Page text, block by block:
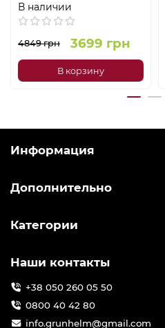
В наличии
4849 грн 3699 грн
В корзину
Информация
Дополнительно
Категории
Наши контакты
+38 050 260 05 50
0800 40 42 80
info.grunhelm@gmail.com